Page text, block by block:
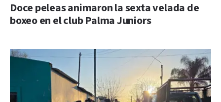
Doce peleas animaron la sexta velada de
boxeo en el club Palma Juniors